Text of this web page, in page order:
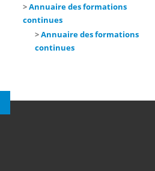
>Annuaire des formations
continues
>Annuaire des formations
continues